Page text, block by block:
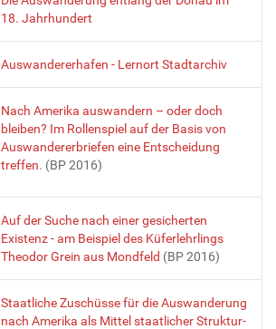
18. Jahrhundert
Auswandererhafen - Lernort Stadtarchiv
Nach Amerika auswandern – oder doch
bleiben? Im Rollenspiel auf der Basis von
Auswandererbriefen eine Entscheidung
treffen. (BP 2016)
Auf der Suche nach einer gesicherten
Existenz - am Beispiel des Küferlehrlings
Theodor Grein aus Mondfeld (BP 2016)
Staatliche Zuschüsse für die Auswanderung
nach Amerika als Mittel staatlicher Struktur-